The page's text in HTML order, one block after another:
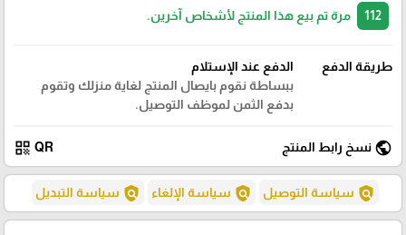
مرة تم بيع هذا المنتج لأشخاص آخرين.
طريقة الدفع
الدفع عند الإستلام
ببساطة نقوم بايصال المنتج لغاية منزلك وتقوم
بدفع الثمن لموظف التوصيل.
public نسخ رابط المنتج QR
qr_code
policy سياسة التوصيل policy سياسة الإلغاء policy سياسة التبديل